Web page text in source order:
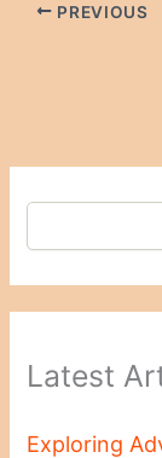
PREVIOUS
Latest
Exploring